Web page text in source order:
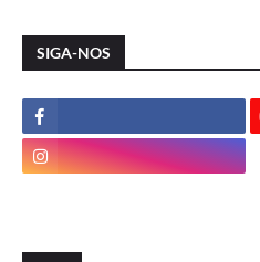
SIGA-NOS